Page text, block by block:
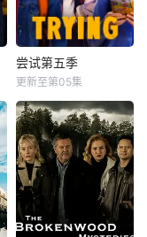
尝试第五季
达伦·博伊德
第五季中，尼基
（Esther Smith
饰）和杰森（Rafe
Spall饰）正在处理
公主（Scarlett Ra
yner饰）和泰勒
尝试第五季
更新至第05集